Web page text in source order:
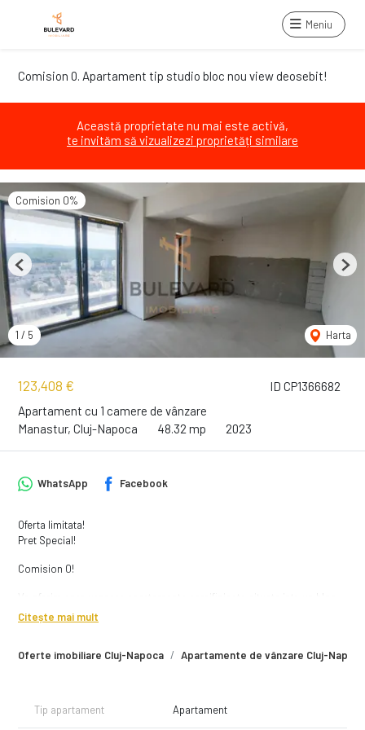
Meniu
Comision 0. Apartament tip studio bloc nou view deosebit!
Această proprietate nu mai este activă,
te invităm să vizualizezi proprietăți similare
ID CP1366682
123,408 €
Apartament cu 1 camere de vânzare
Manastur, Cluj-Napoca
48.32 mp 2023
Comision 0%
1 / 5 Harta
Previous Next
Oferte imobiliare Cluj-Napoca Apartamente de vânzare Cluj-Napoca
WhatsApp Facebook
Oferta limitata!
Pret Special!
Comision 0!
nou cu o arhitectura moderna si o inaltime potrivita oraselor aflate in
Imobilul este structurat 2S+3D+P+25E+Et.Tehnic este pozitionat in
Pozitionarea imobilului face ca accesul spre toate punctele de interes
Citește mai mult
Tip apartament Apartament